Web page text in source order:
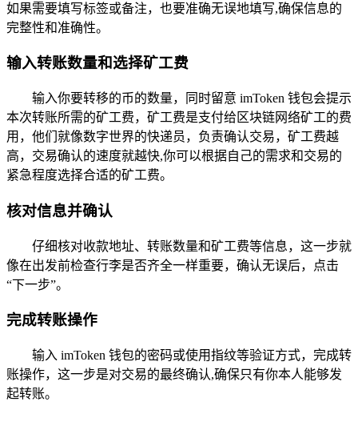
如果需要填写标签或备注，也要准确无误地填写,确保信息的
完整性和准确性。
输入转账数量和选择矿工费
输入你要转移的币的数量，同时留意 imToken 钱包会提示
本次转账所需的矿工费，矿工费是支付给区块链网络矿工的费
用，他们就像数字世界的快递员，负责确认交易，矿工费越
高，交易确认的速度就越快,你可以根据自己的需求和交易的
紧急程度选择合适的矿工费。
核对信息并确认
仔细核对收款地址、转账数量和矿工费等信息，这一步就
像在出发前检查行李是否齐全一样重要，确认无误后，点击
“下一步”。
完成转账操作
输入 imToken 钱包的密码或使用指纹等验证方式，完成转
账操作，这一步是对交易的最终确认,确保只有你本人能够发
起转账。